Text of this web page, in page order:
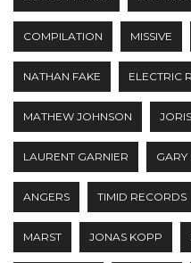
COMPILATION MISSIVE
NATHAN FAKE ELECTRIC
MATHEW JOHNSON
LAURENT GARNIER GARY
ANGERS TIMID RECORDS
MARST JONAS KOPP